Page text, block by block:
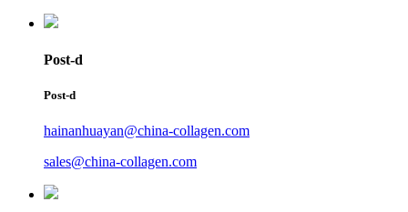
Post-d
Post-d
hainanhuayan@china-collagen.com
sales@china-collagen.com